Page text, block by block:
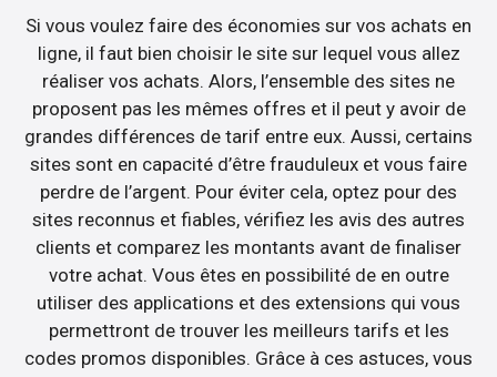
Si vous voulez faire des économies sur vos achats en
ligne, il faut bien choisir le site sur lequel vous allez
réaliser vos achats. Alors, l’ensemble des sites ne
proposent pas les mêmes offres et il peut y avoir de
grandes différences de tarif entre eux. Aussi, certains
sites sont en capacité d’être frauduleux et vous faire
perdre de l’argent. Pour éviter cela, optez pour des
sites reconnus et fiables, vérifiez les avis des autres
clients et comparez les montants avant de finaliser
votre achat. Vous êtes en possibilité de en outre
utiliser des applications et des extensions qui vous
permettront de trouver les meilleurs tarifs et les
codes promos disponibles. Grâce à ces astuces, vous